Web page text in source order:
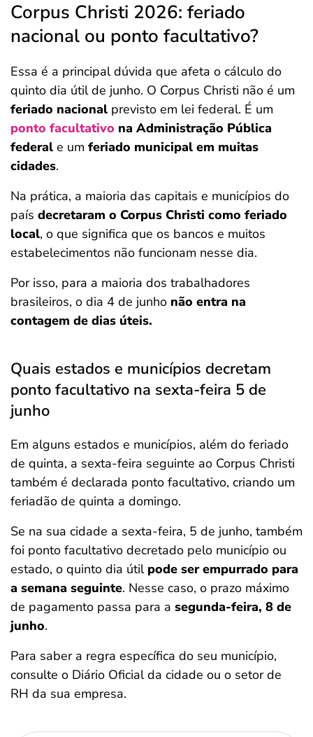
Corpus Christi 2026: feriado
nacional ou ponto facultativo?
Essa é a principal dúvida que afeta o cálculo do
quinto dia útil de junho. O Corpus Christi não é um
feriado nacional previsto em lei federal. É um
ponto facultativo na Administração Pública
federal e um feriado municipal em muitas
cidades.
Na prática, a maioria das capitais e municípios do
país decretaram o Corpus Christi como feriado
local, o que significa que os bancos e muitos
estabelecimentos não funcionam nesse dia.
Por isso, para a maioria dos trabalhadores
brasileiros, o dia 4 de junho não entra na
contagem de dias úteis.
Quais estados e municípios decretam
ponto facultativo na sexta-feira 5 de
junho
Em alguns estados e municípios, além do feriado
de quinta, a sexta-feira seguinte ao Corpus Christi
também é declarada ponto facultativo, criando um
feriadão de quinta a domingo.
Se na sua cidade a sexta-feira, 5 de junho, também
foi ponto facultativo decretado pelo município ou
estado, o quinto dia útilpode ser empurrado para
a semana seguinte. Nesse caso, o prazo máximo
de pagamento passa para a segunda-feira, 8 de
junho.
Para saber a regra específica do seu município,
consulte o Diário Oficial da cidade ou o setor de
RH da sua empresa.